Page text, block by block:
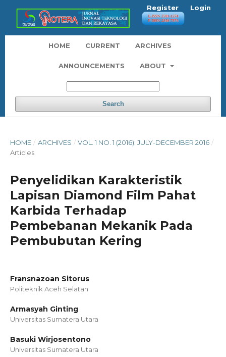
HOME CURRENT ARCHIVES
ANNOUNCEMENTS ABOUT
Search
Register Login
HOME / ARCHIVES / VOL. 1 NO. 1 (2016): JULY-DECEMBER 2016 /
Articles
Penyelidikan Karakteristik
Lapisan Diamond Film Pahat
Karbida Terhadap
Pembebanan Mekanik Pada
Pembubutan Kering
Fransnazoan Sitorus
Politeknik Aceh Selatan
Armasyah Ginting
Universitas Sumatera Utara
Basuki Wirjosentono
Universitas Sumatera Utara